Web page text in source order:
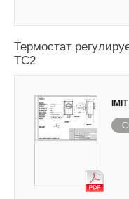
Термостат
TC2
IMIT